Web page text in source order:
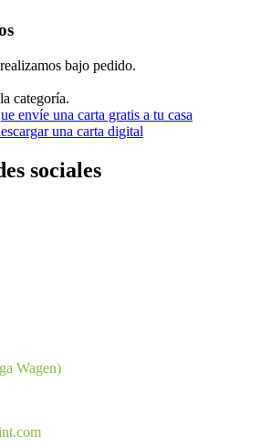
bajo pedido.
categoría.
envíe una carta gratis a tu casa
una carta digital
sociales
Wagen)